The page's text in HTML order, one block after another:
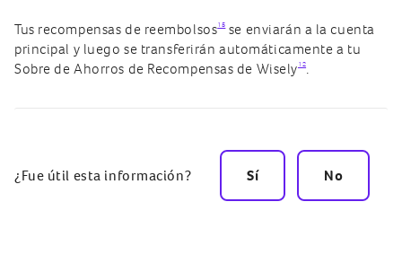
Tus recompensas de reembolsos15se enviarán a la cuenta
principal y luego se transferirán automáticamente a tu
Sobre de Ahorros de Recompensas de Wisely12.
¿Fue útil esta información? Sí No